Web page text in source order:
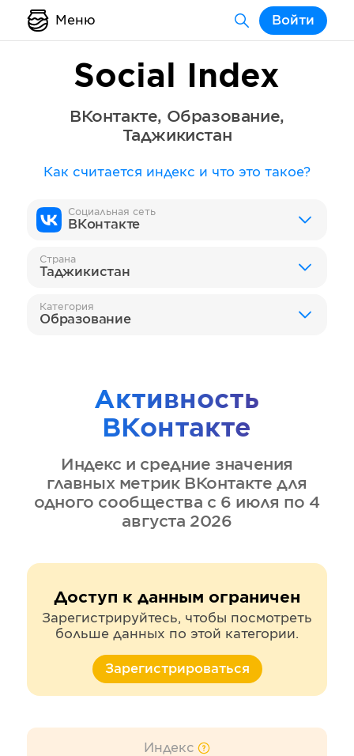
Меню Войти
Social Index
ВКонтакте, Образование,
Таджикистан
Как считается индекс и что это такое?
Социальная сеть
ВКонтакте
Страна
Таджикистан
Категория
Образование
Активность
ВКонтакте
Индекс и средние значения
главных метрик ВКонтакте для
одного сообщества с 6 июля по 4
августа 2026
Доступ к данным ограничен
Зарегистрируйтесь, чтобы посмотреть
больше данных по этой категории.
Зарегистрироваться
Индекс